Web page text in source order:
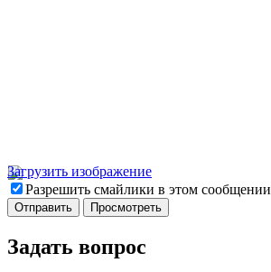
Загрузить изображение
Разрешить смайлики в этом сообщении
Задать вопрос